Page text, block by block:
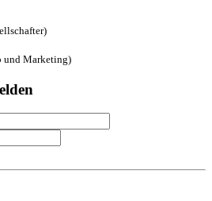
und Marketing)